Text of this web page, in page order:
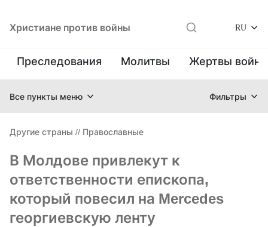
Христиане против войны RU
Преследования Молитвы Жертвы
Все пункты меню Фильтры
Другие страны // Православные
В Молдове привлекут к
ответственности епископа,
который повесил на Mercedes
георгиевскую ленту